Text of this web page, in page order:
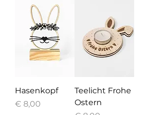
Hasenkopf
Preis
€ 8,00
Teelicht Frohe
Ostern